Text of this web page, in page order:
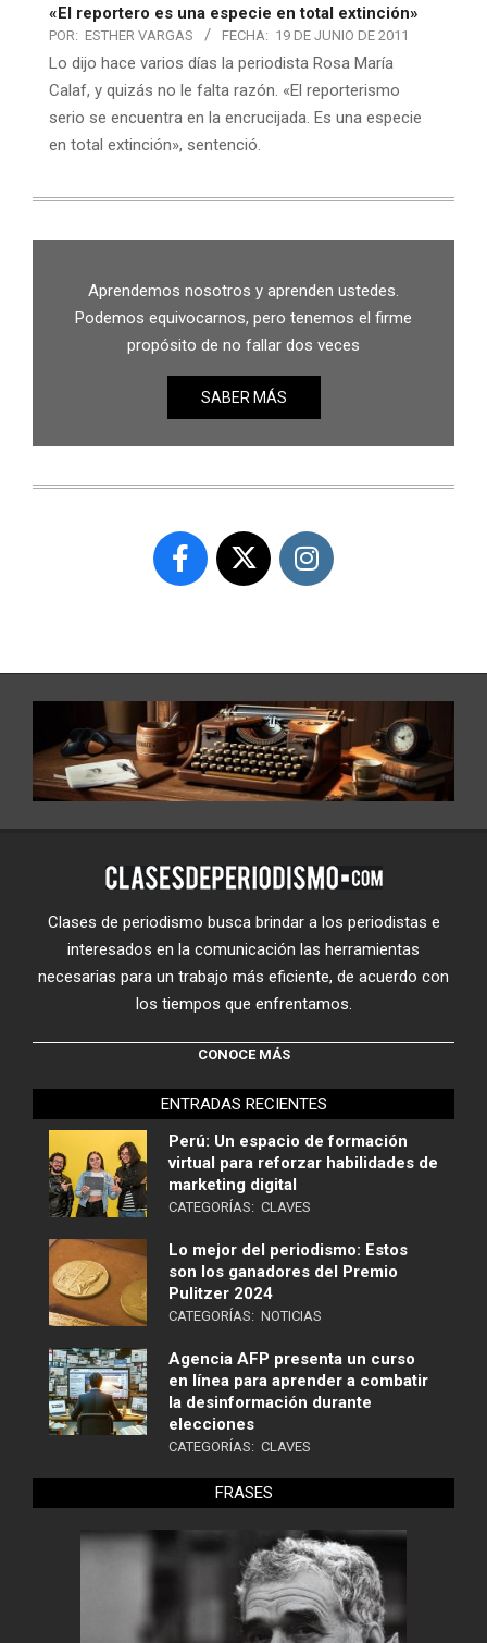
«El reportero es una especie en total extinción»
POR: ESTHER VARGAS FECHA: 19 DE JUNIO DE 2011
Lo dijo hace varios días la periodista Rosa María
Calaf, y quizás no le falta razón. «El reporterismo
serio se encuentra en la encrucijada. Es una especie
en total extinción», sentenció.
Aprendemos nosotros y aprenden ustedes.
Podemos equivocarnos, pero tenemos el firme
propósito de no fallar dos veces
SABER MÁS
Clases de periodismo busca brindar a los periodistas e
interesados en la comunicación las herramientas
necesarias para un trabajo más eficiente, de acuerdo con
los tiempos que enfrentamos.
CONOCE MÁS
ENTRADAS RECIENTES
Perú: Un espacio de formación
virtual para reforzar habilidades de
marketing digital
CATEGORÍAS: CLAVES
Lo mejor del periodismo: Estos
son los ganadores del Premio
Pulitzer 2024
CATEGORÍAS: NOTICIAS
Agencia AFP presenta un curso
en línea para aprender a combatir
la desinformación durante
elecciones
CATEGORÍAS: CLAVES
FRASES